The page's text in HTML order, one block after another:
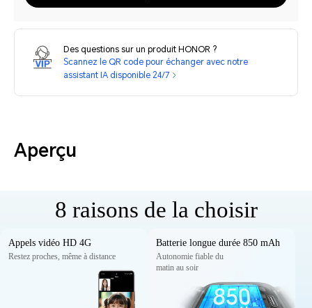
Des questions sur un produit HONOR ?
Scannez le QR code pour échanger avec notre
assistant IA disponible 24/7
Aperçu
8 raisons de la choisir
Appels vidéo HD 4G
Restez proches, même à distance
Batterie longue durée 850 mAh
Autonomie fiable du
matin au soir